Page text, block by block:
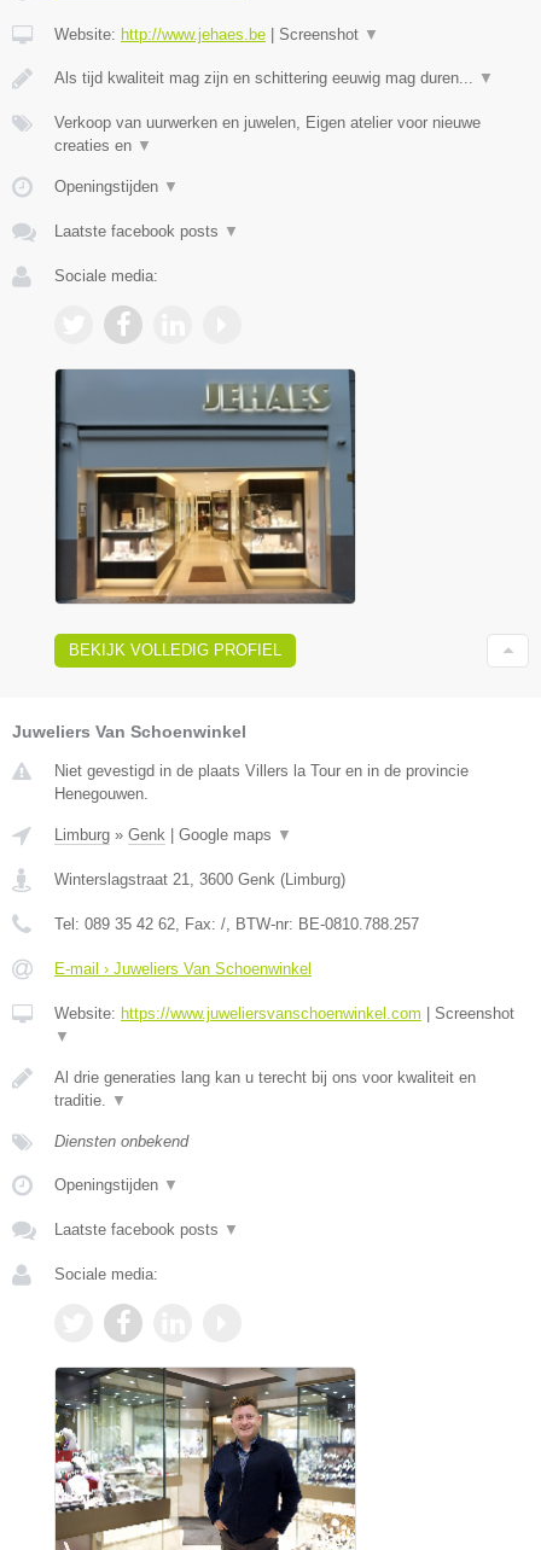
Website: http://www.jehaes.be | Screenshot ▼
Als tijd kwaliteit mag zijn en schittering eeuwig mag duren... ▼
Verkoop van uurwerken en juwelen, Eigen atelier voor nieuwe
creaties en ▼
Openingstijden ▼
Laatste facebook posts ▼
Sociale media:
BEKIJK VOLLEDIG PROFIEL
Juweliers Van Schoenwinkel
Niet gevestigd in de plaats Villers la Tour en in de provincie
Henegouwen.
Limburg » Genk Google maps ▼
Winterslagstraat 21, 3600 Genk (Limburg)
Tel: 089 35 42 62, Fax: /, BTW-nr: BE-0810.788.257
E-mail › Juweliers Van Schoenwinkel
Website: https://www.juweliersvanschoenwinkel.com
Screenshot
▼
Al drie generaties lang kan u terecht bij ons voor kwaliteit en
traditie. ▼
Diensten onbekend
Openingstijden ▼
Laatste facebook posts ▼
Sociale media: